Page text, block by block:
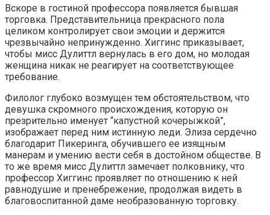
Вскоре в гостиной профессора появляется бывшая
торговка. Представительница прекрасного пола
целиком контролирует свои эмоции и держится
чрезвычайно непринужденно. Хиггинс приказывает,
чтобы мисс Дулиттл вернулась в его дом, но молодая
женщина никак не реагирует на соответствующее
требование.
Филолог глубоко возмущен тем обстоятельством, что
девушка скромного происхождения, которую он
презрительно именует “капустной кочерыжкой”,
изображает перед ним истинную леди. Элиза сердечно
благодарит Пикеринга, обучившего ее изящным
манерам и умению вести себя в достойном обществе. В
то же время мисс Дулиттл замечает полковнику, что
профессор Хиггинс проявляет по отношению к ней
равнодушие и пренебрежение, продолжая видеть в
благовоспитанной даме необразованную торговку.